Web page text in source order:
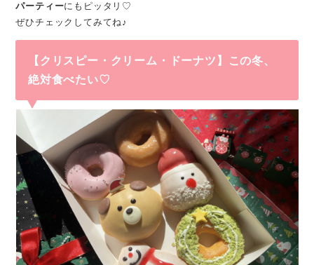
パーティーにもピッタリ♡
ぜひチェックしてみてね♪
【クリスピー・クリーム・ドーナツ】この冬、
絶対食べたい♡